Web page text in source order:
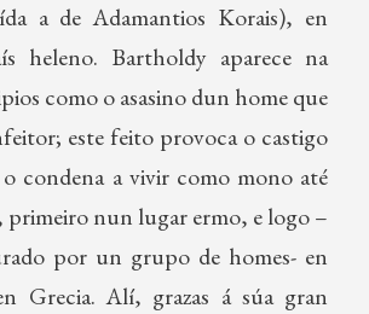
a de Adamantios Korais), en
heleno. Bartholdy aparece na
como o asasino dun home que
este feito provoca o castigo
condena a vivir como mono até
primeiro nun lugar ermo, e logo –
por un grupo de homes- en
Grecia. Alí, grazas á súa gran